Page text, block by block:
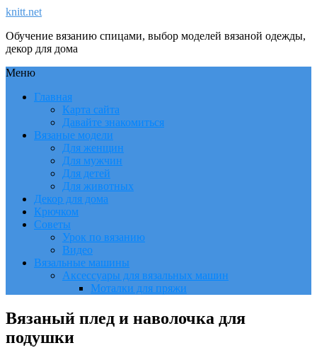
knitt.net
Обучение вязанию спицами, выбор моделей вязаной одежды,
декор для дома
Меню
Главная
Карта сайта
Давайте знакомиться
Вязаные модели
Для женщин
Для мужчин
Для детей
Для животных
Декор для дома
Крючком
Советы
Урок по вязанию
Видео
Вязальные машины
Аксессуары для вязальных машин
Моталки для пряжи
Вязаный плед и наволочка для
подушки